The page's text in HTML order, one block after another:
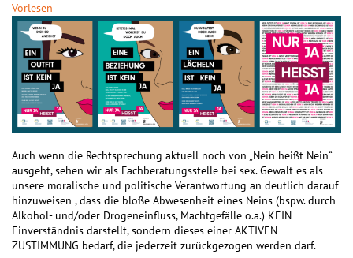
Vorlesen
Auch wenn die Rechtsprechung aktuell noch von „Nein heißt Nein“
ausgeht, sehen wir als Fachberatungsstelle bei sex. Gewalt es als
unsere moralische und politische Verantwortung an deutlich darauf
hinzuweisen , dass die bloße Abwesenheit eines Neins (bspw. durch
Alkohol- und/oder Drogeneinfluss, Machtgefälle o.a.) KEIN
Einverständnis darstellt, sondern dieses einer AKTIVEN
ZUSTIMMUNG bedarf, die jederzeit zurückgezogen werden darf.